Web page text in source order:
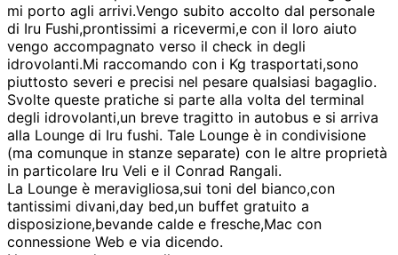
mi porto agli arrivi.Vengo subito accolto dal personale
di Iru Fushi,prontissimi a ricevermi,e con il loro aiuto
vengo accompagnato verso il check in degli
idrovolanti.Mi raccomando con i Kg trasportati,sono
piuttosto severi e precisi nel pesare qualsiasi bagaglio.
Svolte queste pratiche si parte alla volta del terminal
degli idrovolanti,un breve tragitto in autobus e si arriva
alla Lounge di Iru fushi. Tale Lounge è in condivisione
(ma comunque in stanze separate) con le altre proprietà
in particolare Iru Veli e il Conrad Rangali.
La Lounge è meravigliosa,sui toni del bianco,con
tantissimi divani,day bed,un buffet gratuito a
disposizione,bevande calde e fresche,Mac con
connessione Web e via dicendo.